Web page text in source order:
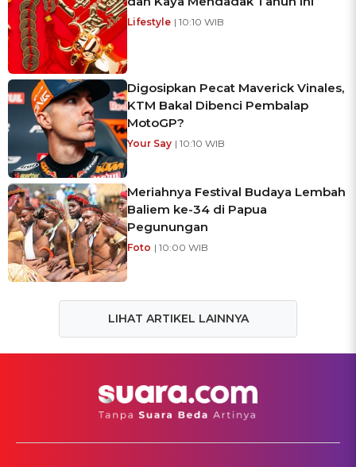
Lifestyle | 10:10 WIB
Digosipkan Pecat Maverick Vinales,
KTM Bakal Dibenci Pembalap
MotoGP?
Your Say | 10:10 WIB
Meriahnya Festival Budaya Lembah
Baliem ke-34 di Papua
Pegunungan
Foto | 10:00 WIB
LIHAT ARTIKEL LAINNYA